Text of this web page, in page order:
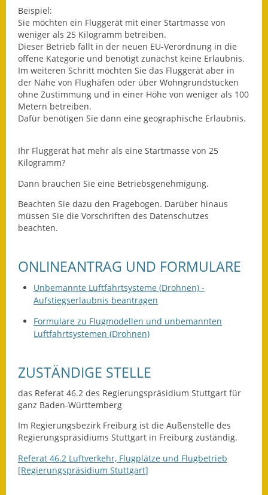
Stellenausschreibungen
Zahlen und Fakten
Rathaus
Bauhof Notzingen
Behördenadressen
Beratungsstellen im
Dienstleistungen
Formulare
Gemeinderat
Sitzungsberichte 2015
Sitzungsberichte 2016
Sitzungsberichte 2018
Sitzungsberichte 2019
Sitzungsberichte 2020
Gemeindeverwaltung
Beispiel:
Sie möchten ein Fluggerät mit einer Startmasse von
weniger als 25 Kilogramm betreiben.
Dieser Betrieb fällt in der neuen EU-Verordnung in die
offene Kategorie und benötigt zunächst keine Erlaubnis.
Im weiteren Schritt möchten Sie das Fluggerät aber in
der Nähe von Flughäfen oder über Wohngrundstücken
ohne Zustimmung und in einer Höhe von weniger als 100
Metern betreiben.
Dafür benötigen Sie dann eine geographische Erlaubnis.
Ihr Fluggerät hat mehr als eine Startmasse von 25
Kilogramm?
Dann brauchen Sie eine Betriebsgenehmigung.
Beachten Sie dazu den Fragebogen. Darüber hinaus
müssen Sie die Vorschriften des Datenschutzes
beachten.
ONLINEANTRAG UND FORMULARE
Unbemannte Luftfahrtsysteme (Drohnen) -
Aufstiegserlaubnis beantragen
Formulare zu Flugmodellen und unbemannten
Luftfahrtsystemen (Drohnen)
ZUSTÄNDIGE STELLE
das Referat 46.2 des Regierungspräsidium Stuttgart für
ganz Baden-Württemberg
Im Regierungsbezirk Freiburg ist die Außenstelle des
Regierungspräsidiums Stuttgart in Freiburg zuständig.
Referat 46.2 Luftverkehr, Flugplätze und Flugbetrieb
[Regierungspräsidium Stuttgart]